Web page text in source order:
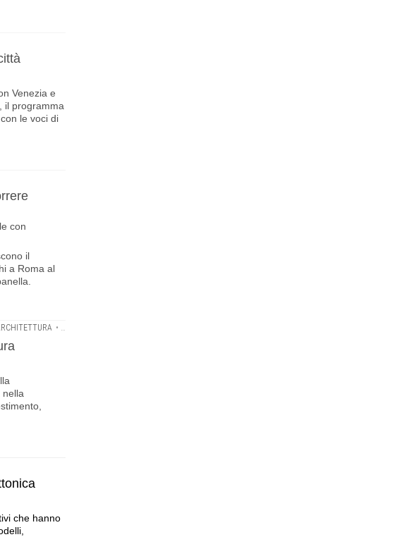
Venezia e
il programma
le voci di
con
il
a Roma al
• ORDINE ARCHITETTI TREVISO
che hanno